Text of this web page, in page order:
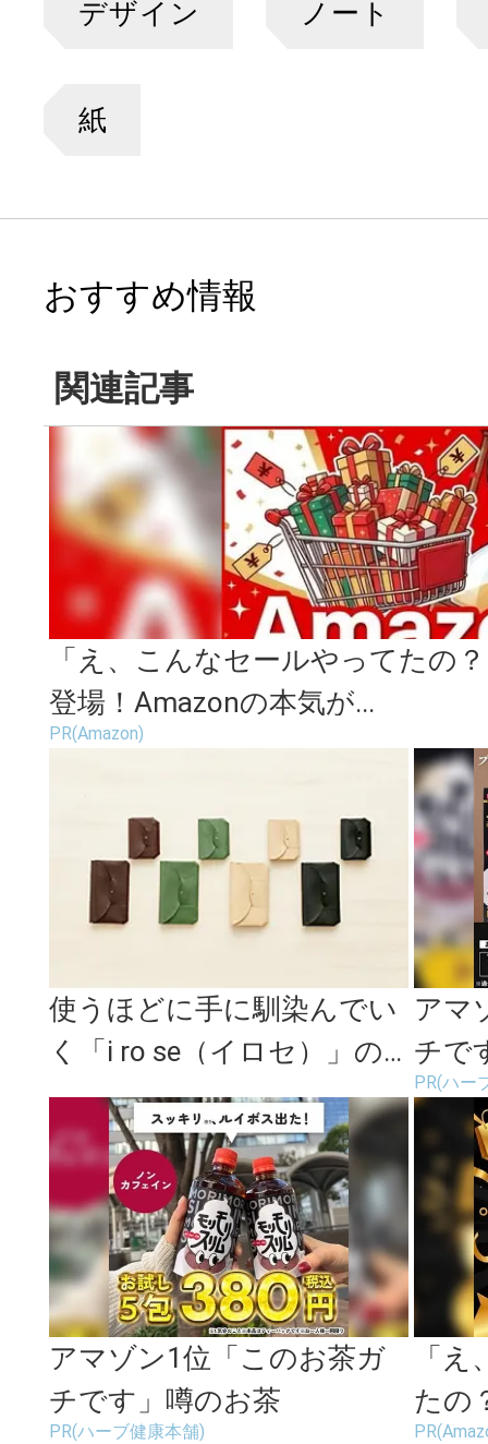
デザイン ノート
紙
おすすめ情報
関連記事
「え、こんなセールやってたの
登場！Amazonの本気が...
PR(Amazon)
使うほどに手に馴染んでい
く「i ro se（イロセ）」の
レザー小物たち
アマ
チで
PR(ハー
アマゾン1位「このお茶ガ
チです」噂のお茶
PR(ハーブ健康本舗)
「
たの